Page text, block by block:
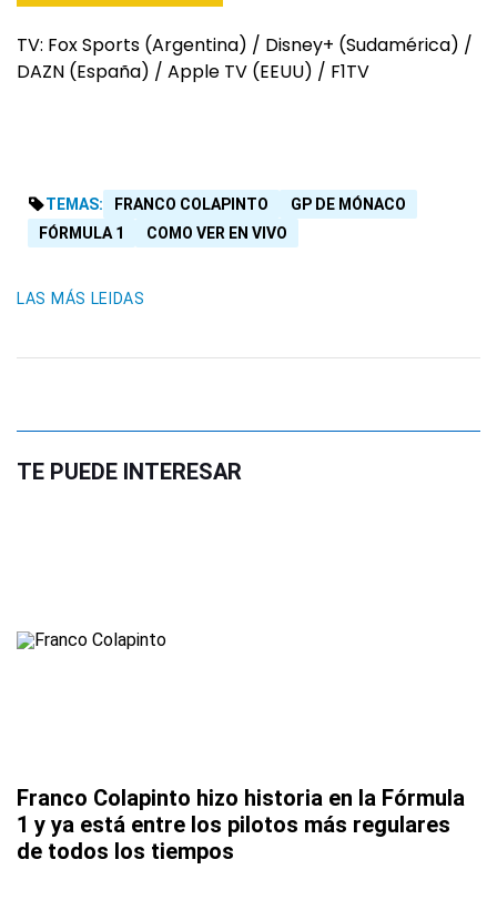
TV: Fox Sports (Argentina) / Disney+ (Sudamérica) /
DAZN (España) / Apple TV (EEUU) / F1TV
TEMAS: FRANCO COLAPINTO
GP DE MÓNACO
FÓRMULA 1
COMO VER EN VIVO
LAS MÁS LEIDAS
TE PUEDE INTERESAR
Franco Colapinto hizo historia en la Fórmula
1 y ya está entre los pilotos más regulares
de todos los tiempos